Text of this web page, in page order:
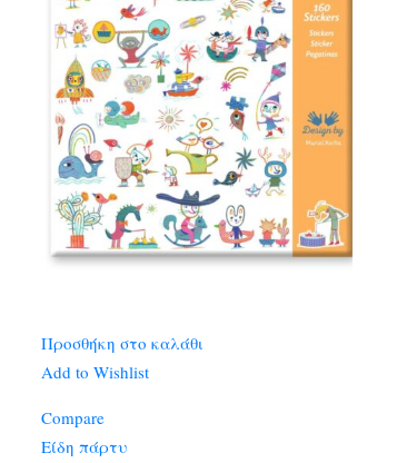
Προσθήκη στο καλάθι
Add to Wishlist
Compare
Είδη πάρτυ